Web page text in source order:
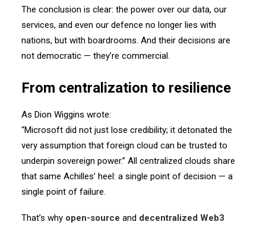
The conclusion is clear: the power over our data, our
services, and even our defence no longer lies with
nations, but with boardrooms. And their decisions are
not democratic — they’re commercial.
From centralization to resilience
As Dion Wiggins wrote:
“Microsoft did not just lose credibility; it detonated the
very assumption that foreign cloud can be trusted to
underpin sovereign power.” All centralized clouds share
that same Achilles’ heel: a single point of decision — a
single point of failure.
That’s why open-source and decentralized Web3